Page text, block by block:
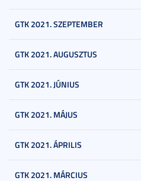
GTK 2021. SZEPTEMBER
GTK 2021. AUGUSZTUS
GTK 2021. JÚNIUS
GTK 2021. MÁJUS
GTK 2021. ÁPRILIS
GTK 2021. MÁRCIUS